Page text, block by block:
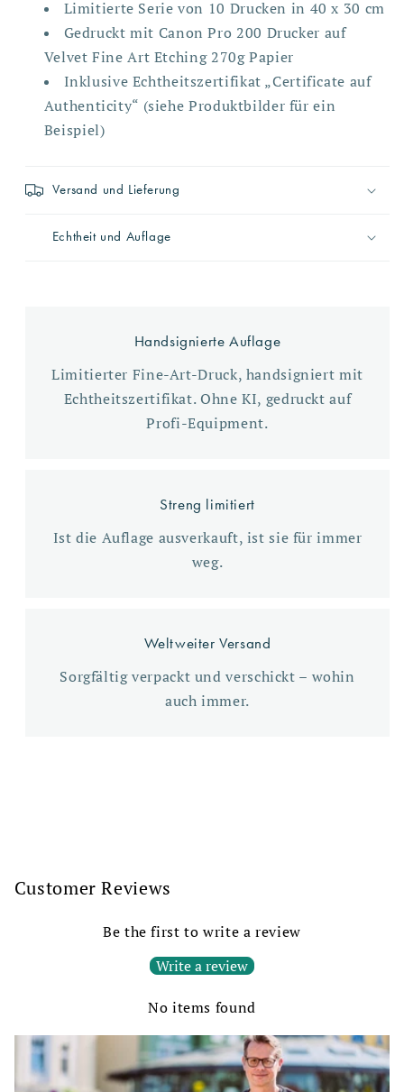
Limitierte Serie von 10 Drucken in 40 x 30 cm
Gedruckt mit Canon Pro 200 Drucker auf
Velvet Fine Art Etching 270g Papier
Inklusive Echtheitszertifikat „Certificate auf
Authenticity“ (siehe Produktbilder für ein
Beispiel)
Versand und Lieferung
Echtheit und Auflage
Handsignierte Auflage
Limitierter Fine-Art-Druck, handsigniert mit
Echtheitszertifikat. Ohne KI, gedruckt auf
Profi-Equipment.
Streng limitiert
Ist die Auflage ausverkauft, ist sie für immer
weg.
Weltweiter Versand
Sorgfältig verpackt und verschickt – wohin
auch immer.
Customer Reviews
Be the first to write a review
Write a review
No items found